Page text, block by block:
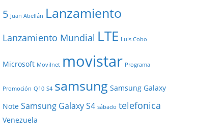
5 Juan Abellán Lanzamiento
Lanzamiento Mundial LTE Luis Cobo
Microsoft Movilnet movistar Programa
Promoción Q10 S4 samsung Samsung Galaxy
Note Samsung Galaxy S4 sábado telefonica
Venezuela